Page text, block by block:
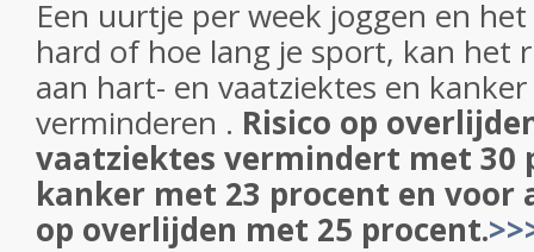
Een uurtje per week joggen en
hard of hoe lang je sport, kan het
aan hart- en vaatziektes en
verminderen . Risico op
vaatziektes vermindert met 30
kanker met 23 procent en voor
op overlijden met 25 procent.